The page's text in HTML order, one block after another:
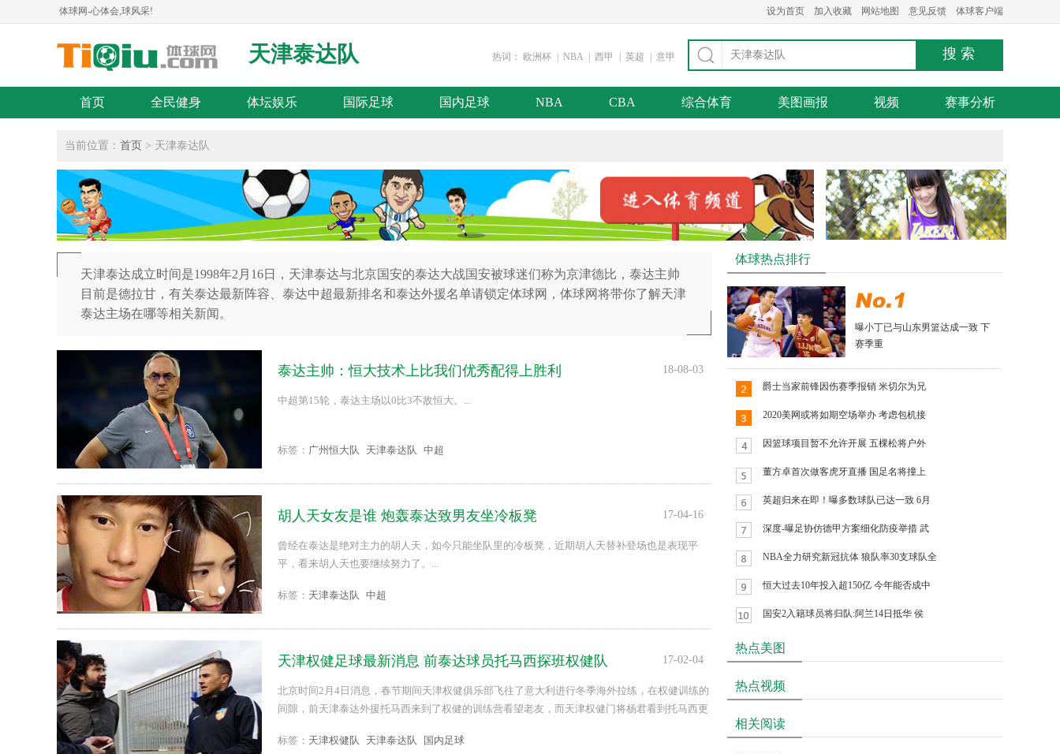
体球网-心体会,球风采! 设为首页 加入收藏 网站地图 意见反馈 体球客户端
天津泰达队 热词： 欧洲杯 NBA 西甲 英超 意甲
首页 全民健身 体坛娱乐 国际足球 国内足球 NBA CBA 综合体育 美图画报 视频 赛事分析
当前位置： 首页 > 天津泰达队
天津泰达成立时间是1998年2月16日，天津泰达与北京国安的泰达大战国安被球迷们称为京津德比，泰达主帅
目前是德拉甘，有关泰达最新阵容、泰达中超最新排名和泰达外援名单请锁定体球网，体球网将带你了解天津
泰达主场在哪等相关新闻。
18-08-03
泰达主帅：恒大技术上比我们优秀配得上胜利
中超第15轮，泰达主场以0比3不敌恒大。...
标签： 广州恒大队 天津泰达队 中超
17-04-16
胡人天女友是谁 炮轰泰达致男友坐冷板凳
曾经在泰达是绝对主力的胡人天，如今只能坐队里的冷板凳，近期胡人天替补登场也是表现平
平，看来胡人天也要继续努力了。...
标签： 天津泰达队 中超
17-02-04
天津权健足球最新消息 前泰达球员托马西探班权健队
北京时间2月4日消息，春节期间天津权健俱乐部飞往了意大利进行冬季海外拉练，在权健训练的
间隙，前天津泰达外援托马西来到了权健的训练营看望老友，而天津权健门将杨君看到托马西更
标签： 天津权健队 天津泰达队 国内足球
体球热点排行
曝小丁已与山东男篮达成一致 下
赛季重
爵士当家前锋因伤赛季报销 米切尔为兄
2020美网或将如期空场举办 考虑包机接
因篮球项目暂不允许开展 五棵松将户外
董方卓首次做客虎牙直播 国足名将撞上
英超归来在即！曝多数球队已达一致 6月
深度-曝足协仿德甲方案细化防疫举措 武
NBA全力研究新冠抗体 狼队率30支球队全
恒大过去10年投入超150亿 今年能否成中
国安2入籍球员将归队:阿兰14日抵华 侯
热点美图
热点视频
相关阅读